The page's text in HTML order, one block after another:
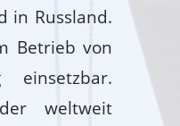
in Russland.
Betrieb von
einsetzbar.
weltweit